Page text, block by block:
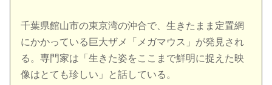
千葉県館山市の東京湾の沖合で、生きたまま定置網
にかかっている巨大ザメ「メガマウス」が発見され
る。専門家は「生きた姿をここまで鮮明に捉えた映
像はとても珍しい」と話している。